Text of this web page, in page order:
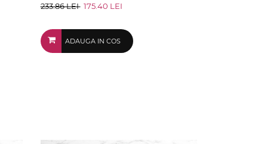
233.86 LEI 175.40 LEI
ADAUGA IN COS